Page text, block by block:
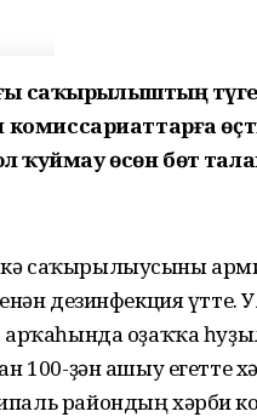
яҙғы саҡырылыштың
өсөн бөтә
саҡырылыусыны
дезинфекция үтте.
оҙаҡҡа
100-ҙән ашыу егетте
райондың хәрби